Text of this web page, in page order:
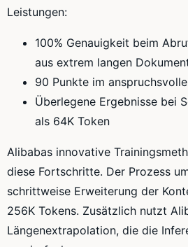
Leistungen:
100% Genauigkeit beim
aus extrem langen
90 Punkte im
Überlegene Ergebnisse bei
als 64K Token
Alibabas innovative
diese Fortschritte. Der Prozess
schrittweise Erweiterung der
256K Tokens. Zusätzlich nutzt
Längenextrapolation, die die